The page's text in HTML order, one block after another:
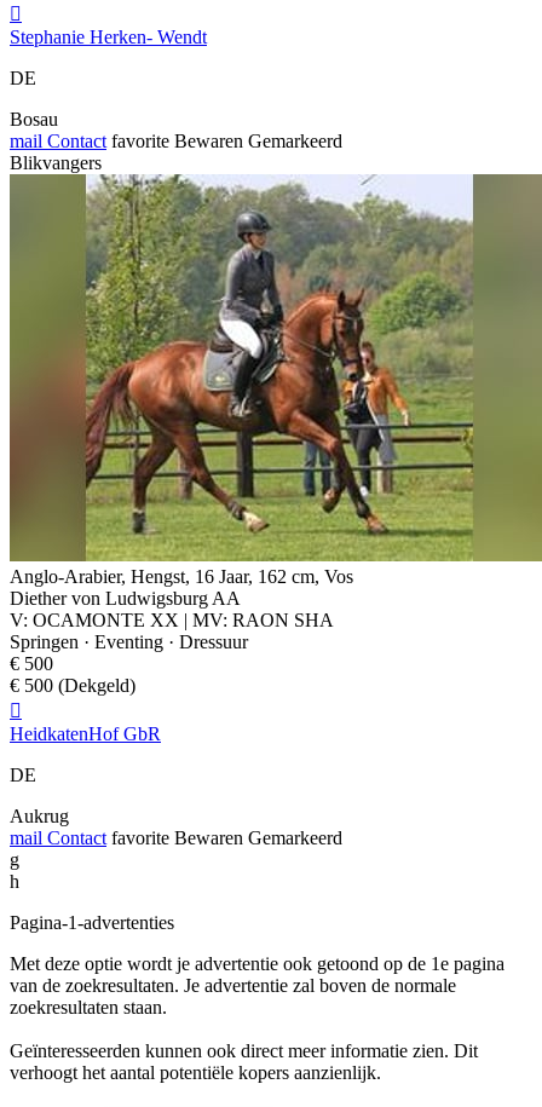

Stephanie Herken- Wendt
DE
Bosau
mail Contact favorite Bewaren Gemarkeerd
Blikvangers
Anglo-Arabier, Hengst, 16 Jaar, 162 cm, Vos
Diether von Ludwigsburg AA
V: OCAMONTE XX | MV: RAON SHA
Springen · Eventing · Dressuur
€ 500
€ 500 (Dekgeld)

HeidkatenHof GbR
DE
Aukrug
mail Contact favorite Bewaren Gemarkeerd
g
h
Pagina-1-advertenties
Met deze optie wordt je advertentie ook getoond op de 1e pagina
van de zoekresultaten. Je advertentie zal boven de normale
zoekresultaten staan.
Geïnteresseerden kunnen ook direct meer informatie zien. Dit
verhoogt het aantal potentiële kopers aanzienlijk.